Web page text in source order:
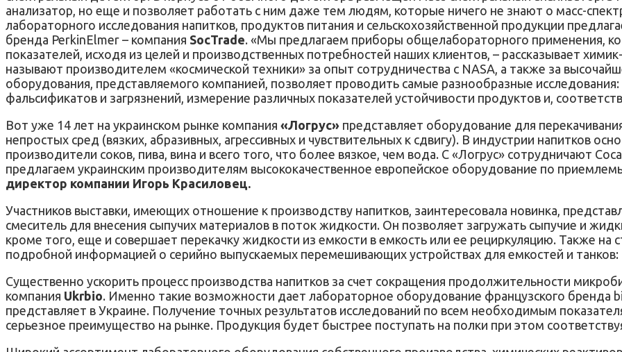
анализатор, но еще и позволяет работать с ним даже тем людям, которые ничего не знают о масс-
лабораторного исследования напитков, продуктов питания и сельскохозяйственной продукции
бренда PerkinElmer – компания SocTrade. «Мы предлагаем приборы общелабораторного применения,
показателей, исходя из целей и производственных потребностей наших клиентов, – рассказывает
называют производителем «космической техники» за опыт сотрудничества с NASA, а также за
оборудования, представляемого компанией, позволяет проводить самые разнообразные
фальсификатов и загрязнений, измерение различных показателей устойчивости продуктов и,
Вот уже 14 лет на украинском рынке компания «Логрус» представляет оборудование для
непростых сред (вязких, абразивных, агрессивных и чувствительных к сдвигу). В индустрии напитков
производители соков, пива, вина и всего того, что более вязкое, чем вода. С «Логрус» сотрудничают
предлагаем украинским производителям высококачественное европейское оборудование по
директор компании Игорь Красиловец.
Участников выставки, имеющих отношение к производству напитков, заинтересовала новинка,
смеситель для внесения сыпучих материалов в поток жидкости. Он позволяет загружать сыпучие и
кроме того, еще и совершает перекачку жидкости из емкости в емкость или ее рециркуляцию. Также
подробной информацией о серийно выпускаемых перемешивающих устройствах для емкостей и
Существенно ускорить процесс производства напитков за счет сокращения продолжительности
компания Ukrbio. Именно такие возможности дает лабораторное оборудование французского бренда
представляет в Украине. Получение точных результатов исследований по всем необходимым
серьезное преимущество на рынке. Продукция будет быстрее поступать на полки при этом